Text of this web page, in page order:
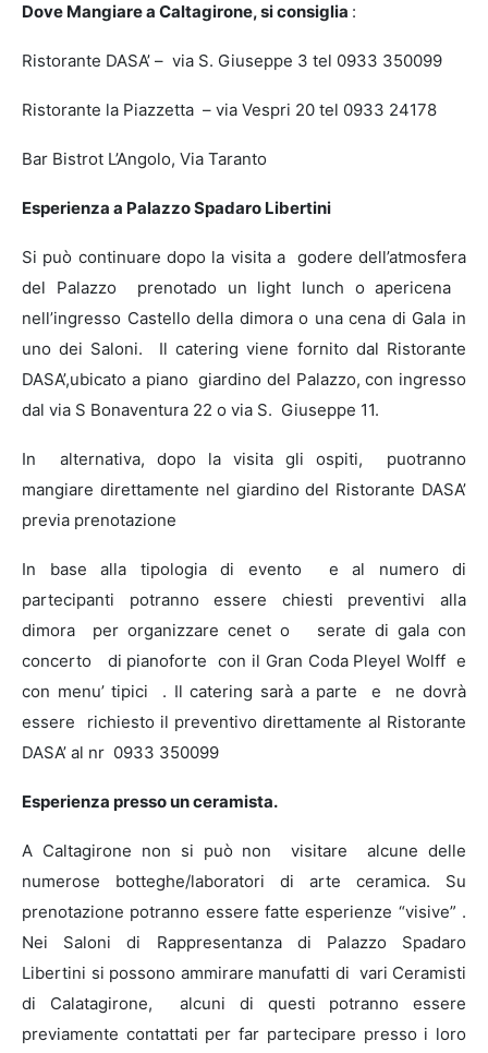
Dove Mangiare a Caltagirone, si consiglia :
Ristorante DASA’ – via S. Giuseppe 3 tel 0933 350099
Ristorante la Piazzetta – via Vespri 20 tel 0933 24178
Bar Bistrot L’Angolo, Via Taranto
Esperienza a Palazzo Spadaro Libertini
Si può continuare dopo la visita a godere dell’atmosfera
del Palazzo prenotado un light lunch o apericena
nell’ingresso Castello della dimora o una cena di Gala in
uno dei Saloni. Il catering viene fornito dal Ristorante
DASA’,ubicato a piano giardino del Palazzo, con ingresso
dal via S Bonaventura 22 o via S. Giuseppe 11.
In alternativa, dopo la visita gli ospiti, puotranno
mangiare direttamente nel giardino del Ristorante DASA’
previa prenotazione
In base alla tipologia di evento e al numero di
partecipanti potranno essere chiesti preventivi alla
dimora per organizzare cenet o serate di gala con
concerto di pianoforte con il Gran Coda Pleyel Wolff e
con menu’ tipici . Ilcatering sarà a parte e ne dovrà
essere richiesto il preventivo direttamente al Ristorante
DASA’ al nr 0933 350099
Esperienza presso un ceramista.
A Caltagirone non si può non visitare alcune delle
numerose botteghe/laboratori di arte ceramica. Su
prenotazione potranno essere fatte esperienze “visive” .
Nei Saloni di Rappresentanza di Palazzo Spadaro
Libertini si possono ammirare manufatti di vari Ceramisti
di Calatagirone, alcuni di questi potranno essere
previamente contattati per far partecipare presso i loro